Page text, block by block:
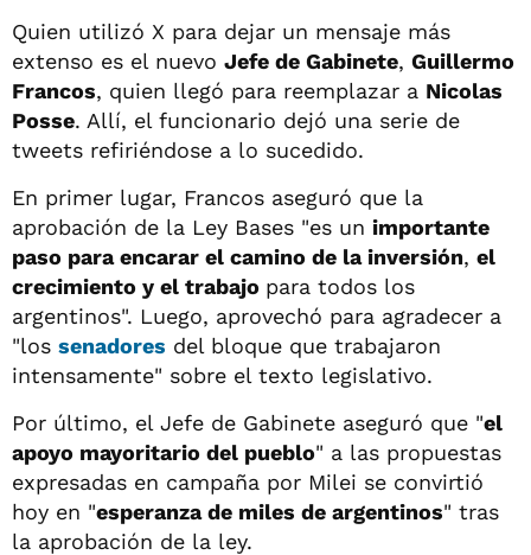
Quien utilizó X para dejar un mensaje más
extenso es el nuevo Jefe de Gabinete, Guillermo
Francos, quien llegó para reemplazar a Nicolas
Posse. Allí, el funcionario dejó una serie de
tweets refiriéndose a lo sucedido.
En primer lugar, Francos aseguró que la
aprobación de la Ley Bases "es un importante
paso para encarar el camino de la inversión, el
crecimiento y el trabajo para todos los
argentinos". Luego, aprovechó para agradecer a
"los senadores del bloque que trabajaron
intensamente" sobre el texto legislativo.
Por último, el Jefe de Gabinete aseguró que "el
apoyo mayoritario del pueblo" a las propuestas
expresadas en campaña por Milei se convirtió
hoy en "esperanza de miles de argentinos" tras
la aprobación de la ley.